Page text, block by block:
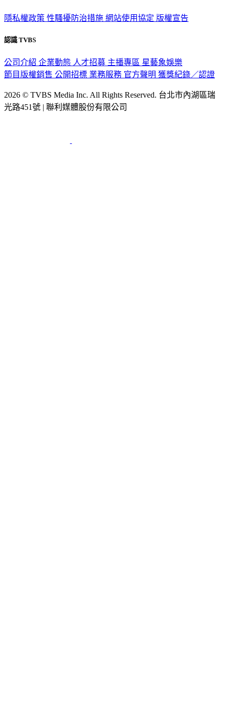
隱私權政策 性騷擾防治措施 網站使用協定 版權宣告
認識 TVBS
公司介紹 企業動態 人才招募 主播專區 星藝象娛樂
節目版權銷售 公開招標 業務服務 官方聲明 獲獎紀錄／認證
2026 © TVBS Media Inc. All Rights Reserved. 台北市內湖區瑞
光路451號 | 聯利媒體股份有限公司